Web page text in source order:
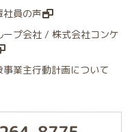
社員の声
ープ会社 / 株式会社コンケ
事業主行動計画について